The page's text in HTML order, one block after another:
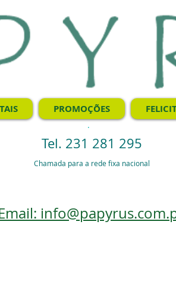
PROMOÇÕES
.
Tel. 231 281 295
Chamada para a rede fixa nacional